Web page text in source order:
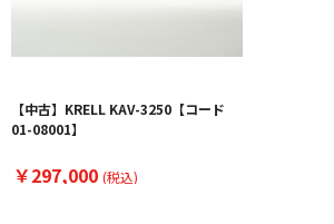
【中古】KRELL KAV-3250【コード
01-08001】
￥297,000 (税込)